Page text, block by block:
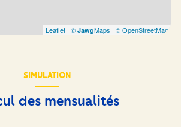
Leaflet | © JawgMaps | © OpenStreetMap
SIMULATION
des mensualités